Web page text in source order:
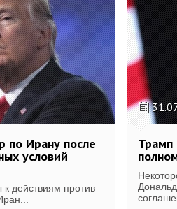
по Ирану после
условий
действиям против
Трамп